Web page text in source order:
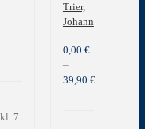
7
Trier,
Johann
0,00 €
–
39,90 €